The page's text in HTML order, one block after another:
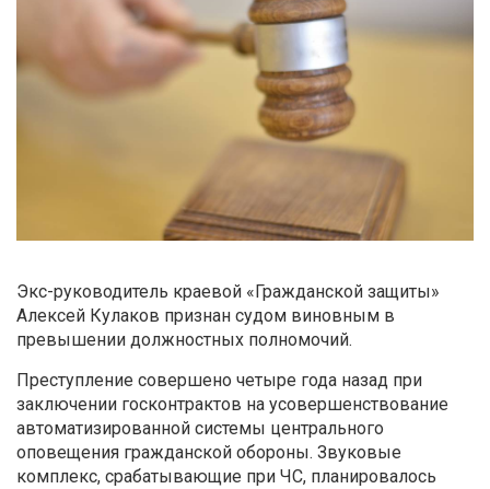
Экс-руководитель краевой «Гражданской защиты»
Алексей Кулаков признан судом виновным в
превышении должностных полномочий.
Преступление совершено четыре года назад при
заключении госконтрактов на усовершенствование
автоматизированной системы центрального
оповещения гражданской обороны. Звуковые
комплекс, срабатывающие при ЧС, планировалось